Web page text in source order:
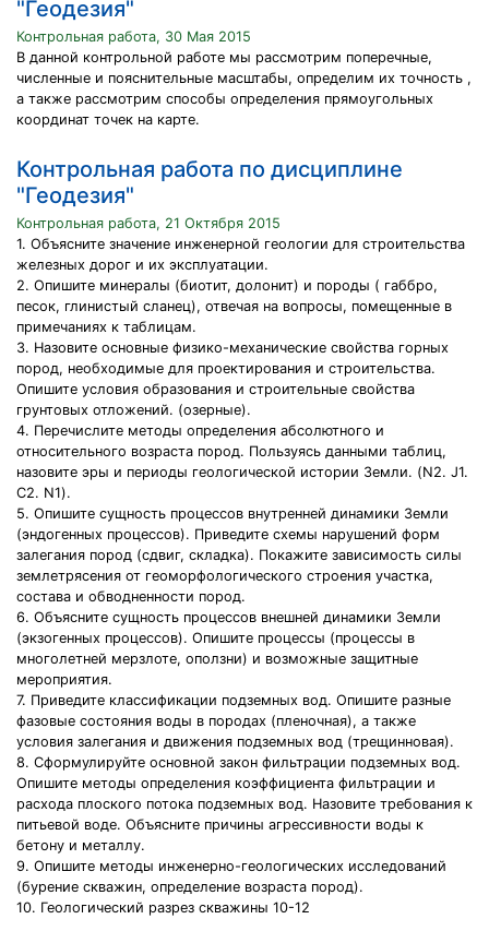
"Геодезия"
Контрольная работа, 30 Мая 2015
В данной контрольной работе мы рассмотрим поперечные,
численные и пояснительные масштабы, определим их точность ,
а также рассмотрим способы определения прямоугольных
координат точек на карте.
Контрольная работа по дисциплине
"Геодезия"
Контрольная работа, 21 Октября 2015
1. Объясните значение инженерной геологии для строительства
железных дорог и их эксплуатации.
2. Опишите минералы (биотит, долонит) и породы ( габбро,
песок, глинистый сланец), отвечая на вопросы, помещенные в
примечаниях к таблицам.
3. Назовите основные физико-механические свойства горных
пород, необходимые для проектирования и строительства.
Опишите условия образования и строительные свойства
грунтовых отложений. (озерные).
4. Перечислите методы определения абсолютного и
относительного возраста пород. Пользуясь данными таблиц,
назовите эры и периоды геологической истории Земли. (N2. J1.
C2. N1).
5. Опишите сущность процессов внутренней динамики Земли
(эндогенных процессов). Приведите схемы нарушений форм
залегания пород (сдвиг, складка). Покажите зависимость силы
землетрясения от геоморфологического строения участка,
состава и обводненности пород.
6. Объясните сущность процессов внешней динамики Земли
(экзогенных процессов). Опишите процессы (процессы в
многолетней мерзлоте, оползни) и возможные защитные
мероприятия.
7. Приведите классификации подземных вод. Опишите разные
фазовые состояния воды в породах (пленочная), а также
условия залегания и движения подземных вод (трещинновая).
8. Сформулируйте основной закон фильтрации подземных вод.
Опишите методы определения коэффициента фильтрации и
расхода плоского потока подземных вод. Назовите требования к
питьевой воде. Объясните причины агрессивности воды к
бетону и металлу.
9. Опишите методы инженерно-геологических исследований
(бурение скважин, определение возраста пород).
10. Геологический разрез скважины 10-12